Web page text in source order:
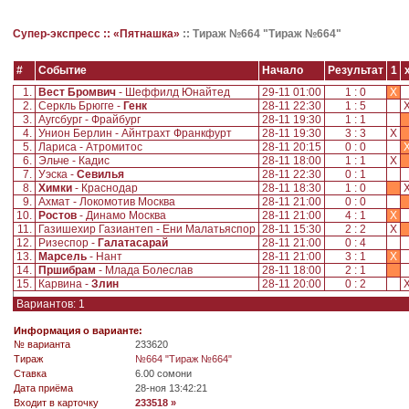
Супер-экспресс :: «Пятнашка» :: Тираж №664 "Тираж №664"
# Событие Начало Результат 1
1.
Вест Бромвич - Шеффилд Юнайтед 29-11 01:00 1 : 0
X
2. Серкль Брюгге - Генк 28-11 22:30 1 : 5
3. Аугсбург - Фрайбург 28-11 19:30 1 : 1
4. Унион Берлин - Айнтрахт Франкфурт 28-11 19:30 3 : 3
X
5. Лариса - Атромитос 28-11 20:15 0 : 0
6. Эльче - Кадис 28-11 18:00 1 : 1
X
7. Уэска - Севилья 28-11 22:30 0 : 1
8. Химки - Краснодар 28-11 18:30 1 : 0
9. Ахмат - Локомотив Москва 28-11 21:00 0 : 0
10.
Ростов - Динамо Москва 28-11 21:00 4 : 1
X
11.
Газишехир Газиантеп - Ени Малатьяспор 28-11 15:30 2 : 2
X
12.
Ризеспор - Галатасарай 28-11 21:00 0 : 4
13.
Марсель - Нант 28-11 21:00 3 : 1
X
14.
Пршибрам - Млада Болеслав 28-11 18:00 2 : 1
15.
Карвина - Злин 28-11 20:00 0 : 2
Вариантов: 1
Информация о варианте:
№ варианта
233620
Tираж
№664 "Тираж №664"
Ставка
6.00 сомони
Дата приёма
28-ноя 13:42:21
Входит в карточку
233518 »